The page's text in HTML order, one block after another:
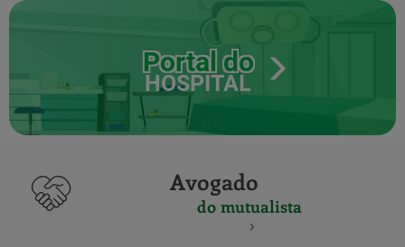
Portal do
HOSPITAL
Avogado
do mutualista